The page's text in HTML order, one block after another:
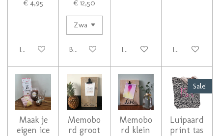
€ 4,95
In winkelwagen
€ 12,50
Bekijk details In winkelwagen In winkelwagen
Maak je
eigen ice
Memobo
rd groot
Memobo
rd klein
Sale!
Luipaard
print tas